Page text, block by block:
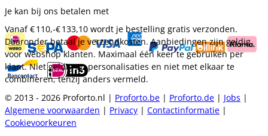
Je kan bij ons betalen met
Vanaf€ 110,-€ 133,10 wordt je bestelling gratis verzonden.
Daaronder betaal je verzendkosten. Aanbiedingen zijn geldig
voor webshop klanten. Maximaal één keer te gebruiken per
klant. Niet geldig op personalisaties en niet met elkaar te
combineren, tenzij anders vermeld.
© 2013 - 2026 Proforto.nl | Proforto.be | Proforto.de | Jobs |
Algemene voorwaarden | Privacy | Contactinformatie |
Cookievoorkeuren